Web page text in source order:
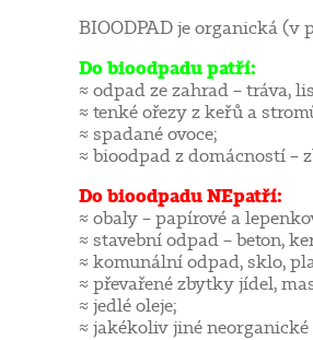
BIOODPAD je organická (v
Do bioodpadu patří:
≈ odpad ze zahrad – tráva,
≈ tenké ořezy z keřů a
≈ spadané ovoce;
≈ bioodpad z domácností –
Do bioodpadu NEpatří:
≈ obaly – papírové a
≈ stavební odpad – beton,
≈ komunální odpad, sklo,
≈ převařené zbytky jídel,
≈ jedlé oleje;
≈ jakékoliv jiné